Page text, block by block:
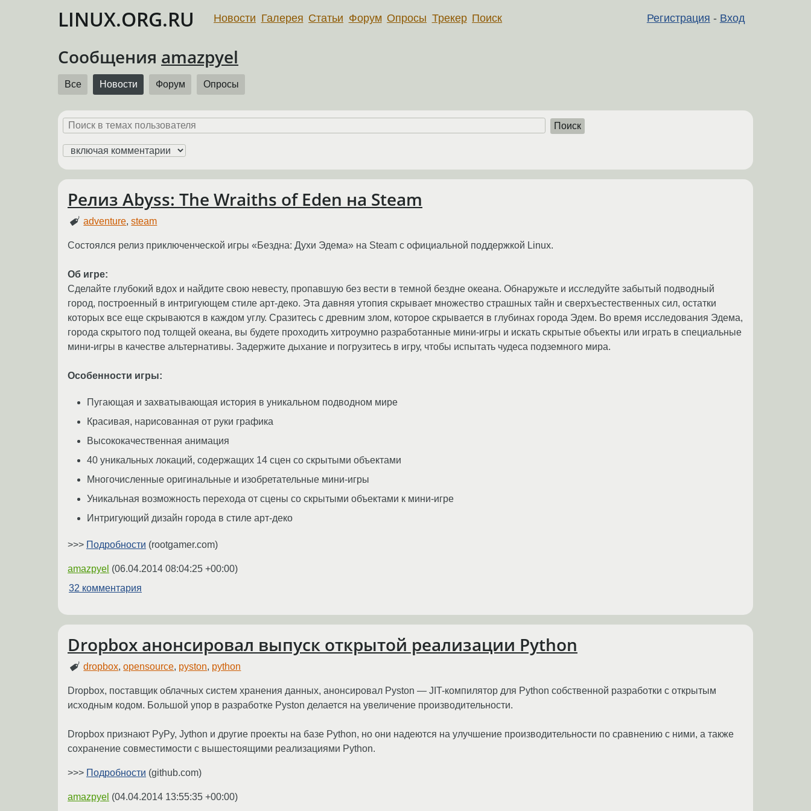
LINUX.ORG.RU Регистрация - Вход
Новости Галерея Статьи Форум Опросы Трекер Поиск
Сообщения amazpyel
Все Новости Форум Опросы
Поиск
Релиз Abyss: The Wraiths of Eden на Steam
adventure,steam
Состоялся релиз приключенческой игры «Бездна: Духи Эдема» на Steam с официальной поддержкой Linux.
Об игре:
Сделайте глубокий вдох и найдите свою невесту, пропавшую без вести в темной бездне океана. Обнаружьте и исследуйте забытый подводный
город, построенный в интригующем стиле арт-деко. Эта давняя утопия скрывает множество страшных тайн и сверхъестественных сил, остатки
которых все еще скрываются в каждом углу. Сразитесь с древним злом, которое скрывается в глубинах города Эдем. Во время исследования Эдема,
города скрытого под толщей океана, вы будете проходить хитроумно разработанные мини-игры и искать скрытые объекты или играть в специальные
мини-игры в качестве альтернативы. Задержите дыхание и погрузитесь в игру, чтобы испытать чудеса подземного мира.
Особенности игры:
Пугающая и захватывающая история в уникальном подводном мире
Красивая, нарисованная от руки графика
Высококачественная анимация
40 уникальных локаций, содержащих 14 сцен со скрытыми объектами
Многочисленные оригинальные и изобретательные мини-игры
Уникальная возможность перехода от сцены со скрытыми объектами к мини-игре
Интригующий дизайн города в стиле арт-деко
>>> Подробности (rootgamer.com)
amazpyel (06.04.2014 08:04:25 +00:00)
32 комментария
Dropbox анонсировал выпуск открытой реализации Python
dropbox,opensource, pyston, python
Dropbox, поставщик облачных систем хранения данных, анонсировал Pyston — JIT-компилятор для Python собственной разработки с открытым
исходным кодом. Большой упор в разработке Pyston делается на увеличение производительности.
Dropbox признают PyPy, Jython и другие проекты на базе Python, но они надеются на улучшение производительности по сравнению с ними, а также
сохранение совместимости с вышестоящими реализациями Python.
>>> Подробности (github.com)
amazpyel (04.04.2014 13:55:35 +00:00)